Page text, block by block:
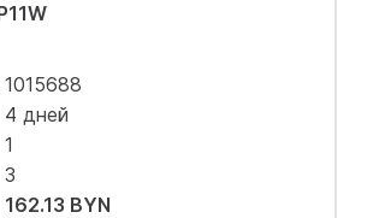
1015688
4 дней
1
3
162.13 BYN